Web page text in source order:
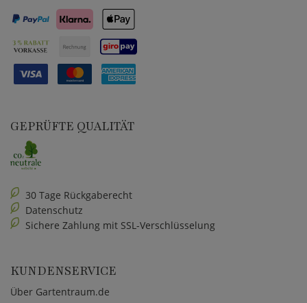
GEPRÜFTE QUALITÄT
30 Tage Rückgaberecht
Datenschutz
Sichere Zahlung mit SSL-Verschlüsselung
KUNDENSERVICE
Über Gartentraum.de